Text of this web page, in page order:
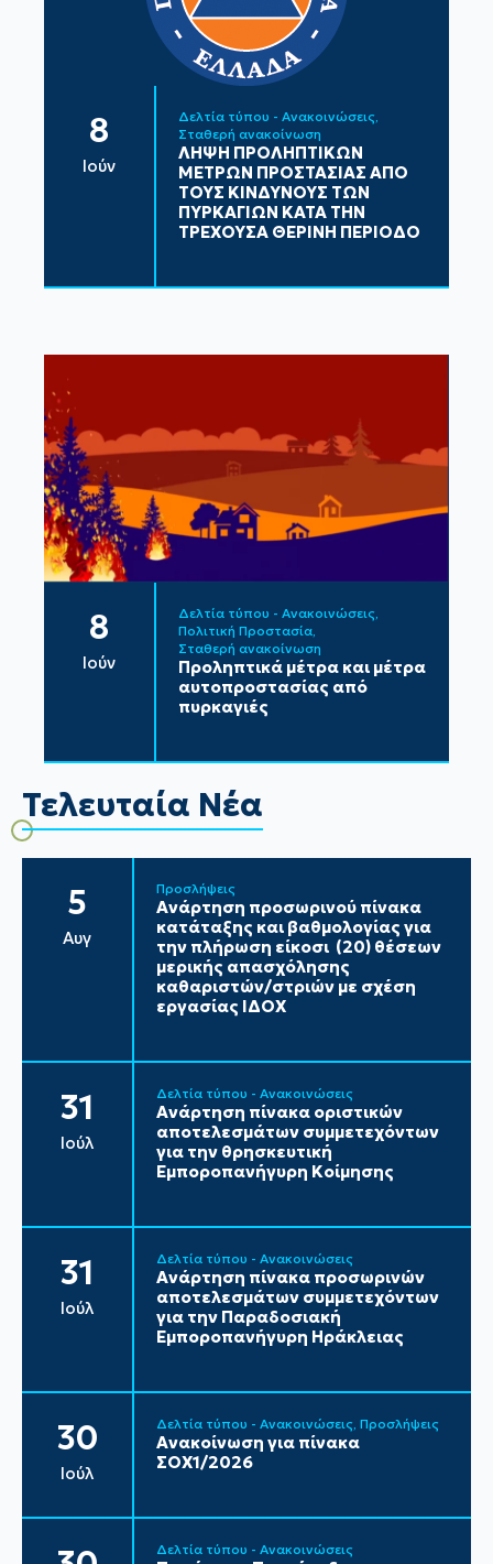
8
Ιούν
Δελτία τύπου - Ανακοινώσεις
Σταθερή ανακοίνωση
ΛΗΨΗ ΠΡΟΛΗΠΤΙΚΩΝ
ΜΕΤΡΩΝ ΠΡΟΣΤΑΣΙΑΣ ΑΠΟ
ΤΟΥΣ ΚΙΝΔΥΝΟΥΣ ΤΩΝ
ΠΥΡΚΑΓΙΩΝ ΚΑΤΑ ΤΗΝ
ΤΡΕΧΟΥΣΑ ΘΕΡΙΝΗ ΠΕΡΙΟΔΟ
8
Ιούν
Δελτία τύπου - Ανακοινώσεις
Πολιτική Προστασία
Σταθερή ανακοίνωση
Προληπτικά μέτρα και μέτρα
αυτοπροστασίας από
πυρκαγιές
Τελευταία Νέα
5
Αυγ
Προσλήψεις
Ανάρτηση προσωρινού πίνακα
κατάταξης και βαθμολογίας για
την πλήρωση είκοσι (20) θέσεων
μερικής απασχόλησης
καθαριστών/στριών με σχέση
εργασίας ΙΔΟΧ
31
Ιούλ
Δελτία τύπου - Ανακοινώσεις
Ανάρτηση πίνακα οριστικών
αποτελεσμάτων συμμετεχόντων
για την θρησκευτική
Εμποροπανήγυρη Κοίμησης
31
Ιούλ
Δελτία τύπου - Ανακοινώσεις
Ανάρτηση πίνακα προσωρινών
αποτελεσμάτων συμμετεχόντων
για την Παραδοσιακή
Εμποροπανήγυρη Ηράκλειας
30
Ιούλ
Δελτία τύπου - Ανακοινώσεις Προσλήψεις
Ανακοίνωση για πίνακα
ΣΟΧ1/2026
Δελτία τύπου - Ανακοινώσεις